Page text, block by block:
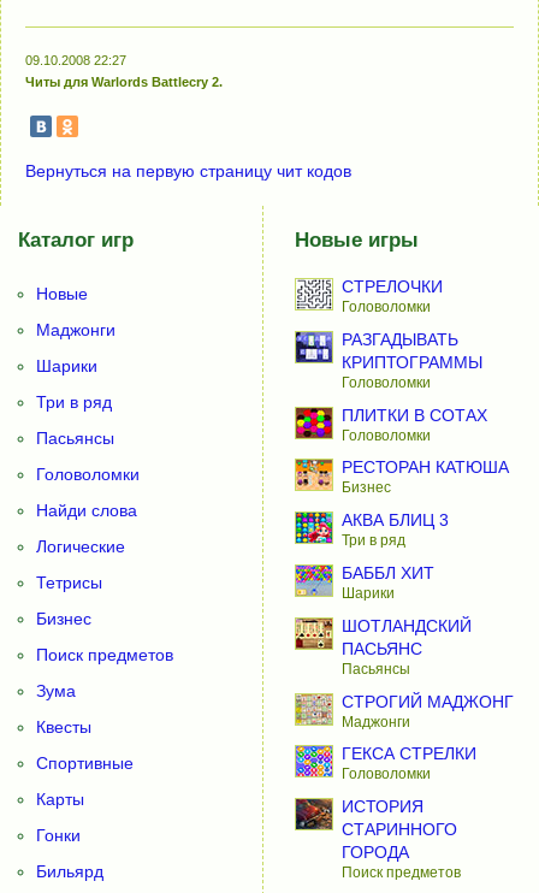
09.10.2008 22:27
Читы для Warlords Battlecry 2.
Вернуться на первую страницу чит кодов
Каталог игр
Новые
Маджонги
Шарики
Три в ряд
Пасьянсы
Головоломки
Найди слова
Логические
Тетрисы
Бизнес
Поиск предметов
Зума
Квесты
Спортивные
Карты
Гонки
Бильярд
Новые игры
СТРЕЛОЧКИ
Головоломки
РАЗГАДЫВАТЬ
КРИПТОГРАММЫ
Головоломки
ПЛИТКИ В СОТАХ
Головоломки
РЕСТОРАН КАТЮША
Бизнес
АКВА БЛИЦ 3
Три в ряд
БАББЛ ХИТ
Шарики
ШОТЛАНДСКИЙ
ПАСЬЯНС
Пасьянсы
СТРОГИЙ МАДЖОНГ
Маджонги
ГЕКСА СТРЕЛКИ
Головоломки
ИСТОРИЯ
СТАРИННОГО
ГОРОДА
Поиск предметов